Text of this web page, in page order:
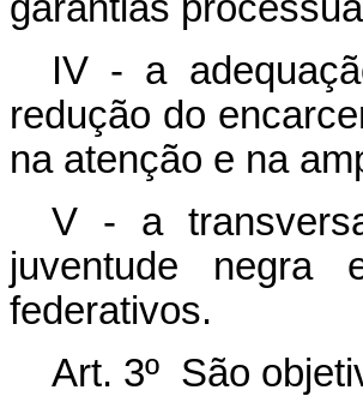
IV - a
redução do
na atenção e na
V - a
juventude negra
federativos.
Art. 3º São